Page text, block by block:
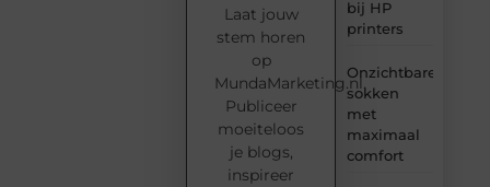
bij HP
printers
Onzichtbare
sokken
met
maximaal
comfort
Laat jouw
stem horen
op
MundaMarketing.nl.
Publiceer
moeiteloos
je blogs,
inspireer